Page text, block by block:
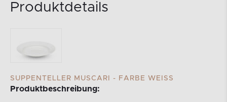
Produktdetails
SUPPENTELLER MUSCARI - FARBE WEISS
Produktbeschreibung: